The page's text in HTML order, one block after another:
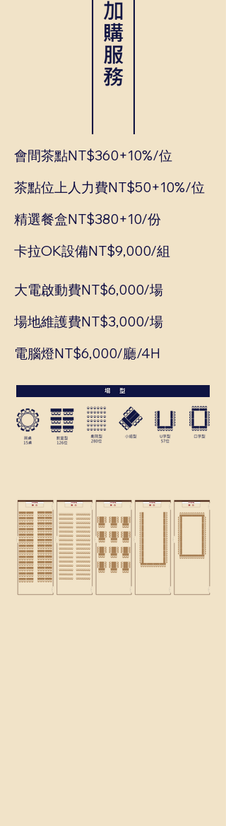
會間茶點NT$360+10%/位
茶點位上人力費NT$50+10%/位
精選餐盒NT$380+10/份
卡拉OK設備NT$9,000/組
大電啟動費NT$6,000/場
場地維護費NT$3,000/場
電腦燈NT$6,000/廳/4H